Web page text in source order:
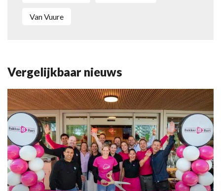
Van Vuure
Vergelijkbaar nieuws